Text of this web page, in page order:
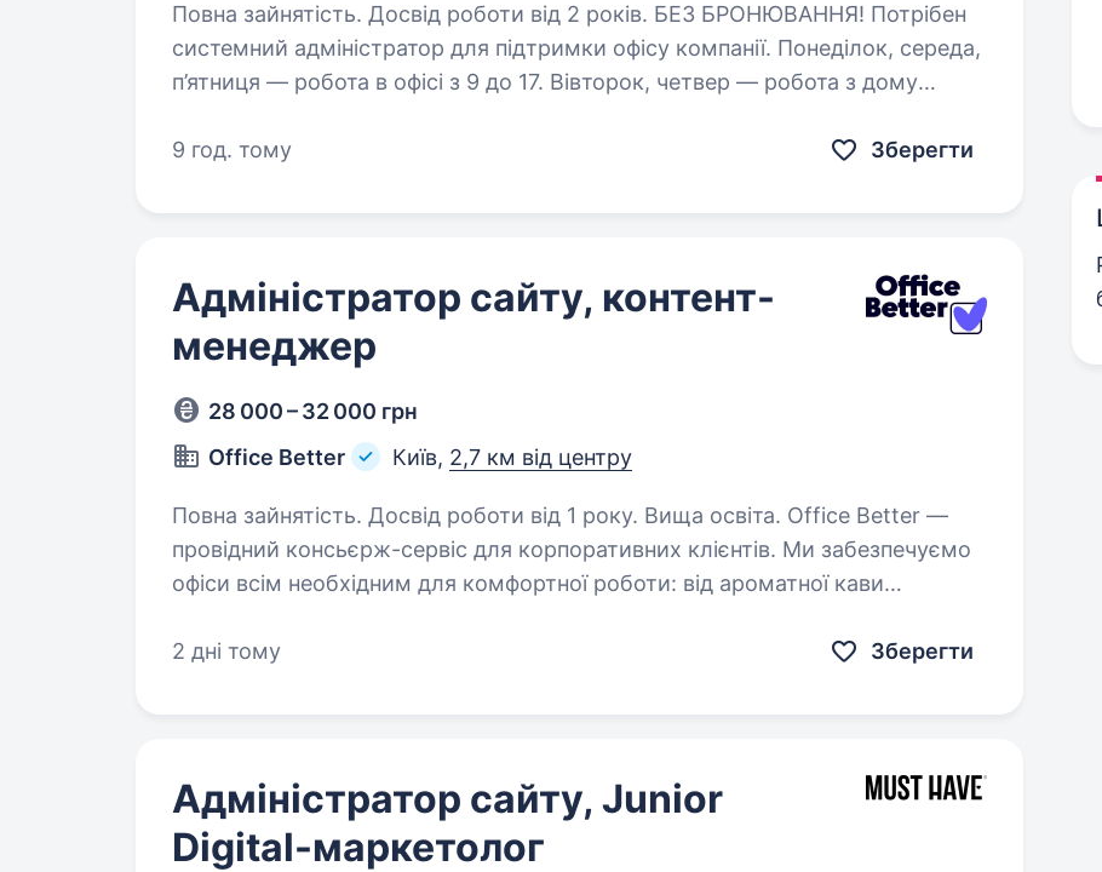
Повна зайнятість. Досвід роботи від 2 років. БЕЗ БРОНЮВАННЯ! Потрібен
системний адміністратор для підтримки офісу компанії. Понеділок, середа,
п’ятниця — робота в офісі з 9 до 17. Вівторок, четвер — робота з дому
9 год. тому
Зберегти
Адміністратор сайту, контент-
менеджер
28 000 – 32 000 грн
Office Better
Київ, 2,7 км від центру
Повна зайнятість. Досвід роботи від 1 року. Вища освіта. Office Better —
провідний консьєрж-сервіс для корпоративних клієнтів. Ми забезпечуємо
офіси всім необхідним для комфортної роботи: від ароматної кави
2 дні тому
Зберегти
Адміністратор сайту, Junior
Digital-маркетолог